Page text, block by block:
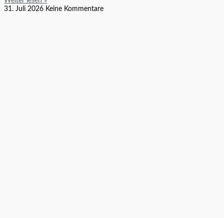
31. Juli 2026 Keine Kommentare